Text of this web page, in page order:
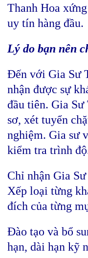
Thanh Hoa
uy tín hàng đầu.
Lý do bạn nên
Đến với Gia Sư
nhận được sự
đầu tiên. Gia Sư
sơ, xét tuyển
nghiệm. Gia sư
kiểm tra trình
Chỉ nhận Gia
Xếp loại từng
đích của từng
Đào tạo và bổ
hạn, dài hạn kỹ